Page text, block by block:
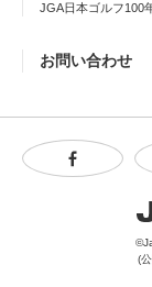
JGA日本ゴルフ100
お問い合わせ
(